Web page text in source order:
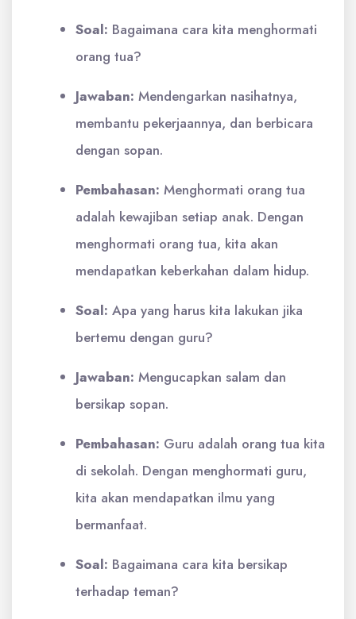
Soal: Bagaimana cara kita menghormati
orang tua?
Jawaban: Mendengarkan nasihatnya,
membantu pekerjaannya, dan berbicara
dengan sopan.
Pembahasan: Menghormati orang tua
adalah kewajiban setiap anak. Dengan
menghormati orang tua, kita akan
mendapatkan keberkahan dalam hidup.
Soal: Apa yang harus kita lakukan jika
bertemu dengan guru?
Jawaban: Mengucapkan salam dan
bersikap sopan.
Pembahasan: Guru adalah orang tua kita
di sekolah. Dengan menghormati guru,
kita akan mendapatkan ilmu yang
bermanfaat.
Soal: Bagaimana cara kita bersikap
terhadap teman?